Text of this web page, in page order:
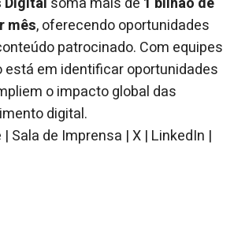
mês, oferecendo oportunidades
patrocinado. Com equipes
está em identificar oportunidades
o impacto global das
digital.
Sala de Imprensa | X | LinkedIn |